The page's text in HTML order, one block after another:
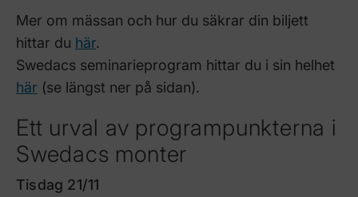
Mer om mässan och hur du säkrar din biljett
hittar du här.
Swedacs seminarieprogram hittar du i sin helhet
här (se längst ner på sidan).
Ett urval av programpunkterna i
Swedacs monter
Tisdag 21/11